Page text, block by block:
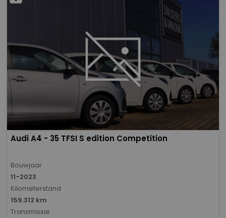
Audi A4 - 35 TFSI S edition Competition
Bouwjaar
11-2023
Kilometerstand
159.312 km
Transmissie